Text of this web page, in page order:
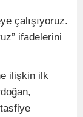
çalışıyoruz.
ifadelerini
ilişkin ilk